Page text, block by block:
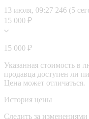
13 июля, 09:27 246 (5
15 000 ₽
15 000 ₽
Указанная стоимость в
продавца доступен ли
Цена может отличаться.
История цены
Следить за изменениями